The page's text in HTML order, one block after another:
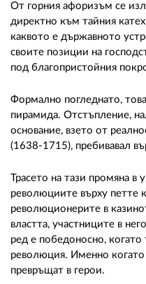
От горния афоризъм се
директно към тайния
каквото е държавното
своите позиции на
под благопристойния
Формално погледнато,
пирамида. Отстъпление,
основание, взето от
(1638-1715), пребивавал
Трасето на тази промяна в
революциите върху петте
революционерите в
властта, участниците в
ред е победоносно, когато
революция. Именно когато
превръщат в герои.